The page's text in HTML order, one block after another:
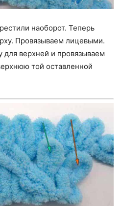
наоборот. Теперь
Провязываем лицевыми.
для верхней и провязываем
той оставленной